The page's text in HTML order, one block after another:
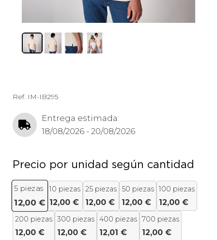
Ref. IM-IB295
Entrega estimada:
18/08/2026 - 20/08/2026
Precio por unidad según cantidad
5 piezas
12,00 €
10 piezas
12,00 €
25 piezas
12,00 €
50 piezas
12,00 €
100 piezas
12,00 €
200 piezas
12,00 €
300 piezas
12,00 €
400 piezas
12,01 €
700 piezas
12,00 €